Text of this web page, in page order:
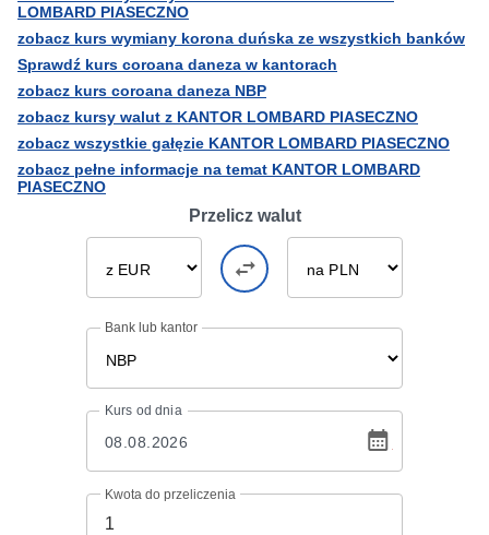
LOMBARD PIASECZNO
zobacz kurs wymiany korona duńska ze wszystkich banków
Sprawdź kurs coroana daneza w kantorach
zobacz kurs coroana daneza NBP
zobacz kursy walut z KANTOR LOMBARD PIASECZNO
zobacz wszystkie gałęzie KANTOR LOMBARD PIASECZNO
zobacz pełne informacje na temat KANTOR LOMBARD
PIASECZNO
Przelicz walut
Bank lub kantor
Kurs od dnia
Kwota do przeliczenia